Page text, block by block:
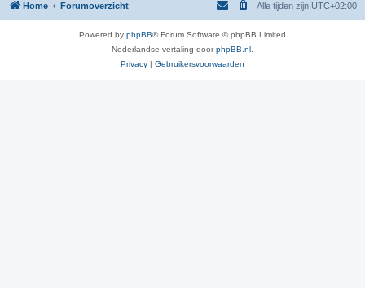
Home Forumoverzicht Alle tijden zijn UTC+02:00
Powered by phpBB® Forum Software © phpBB Limited
Nederlandse vertaling doorphpBB.nl
Privacy | Gebruikersvoorwaarden